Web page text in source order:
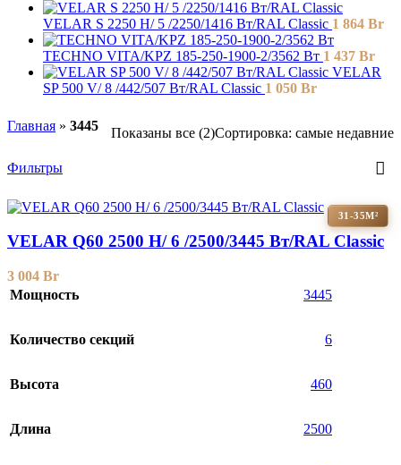
VELAR S 2250 H/ 5 /2250/1416 Вт/RAL Classic 1 864 Br
TECHNO VITA/KPZ 185-250-1900-2/3562 Вт 1 437 Br
VELAR
SP 500 V/ 8 /442/507 Вт/RAL Classic 1 050 Br
Главная » 3445 Показаны все (2)Сортировка: самые недавние
Фильтры
31-35М²
VELAR Q60 2500 H/ 6 /2500/3445 Вт/RAL Classic
3 004 Br
Мощность
3445
Количество секций 6
Высота 460
Длина 2500